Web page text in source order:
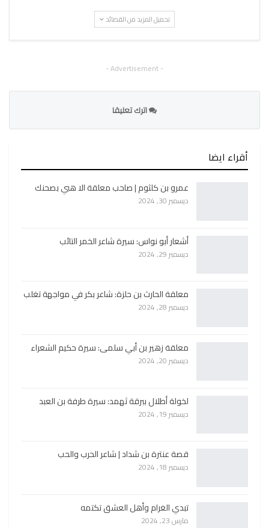
تحميل المزيد من القصائد
- Advertisement -
اترك تعليقا
أقراء ايضا
عمرو بن كلثوم | صاحب معلقة الا هبي بصحنك
ديسمبر 30, 2024
أشعار أبو نواس: سيرة شاعر الخمر التائب
ديسمبر 29, 2024
معلقة الحارث بن حلزة: شاعر بكر في مواجهة تغلب
ديسمبر 28, 2024
معلقة زهير بن أبي سلمى: سيرة حكيم الشعراء
ديسمبر 20, 2024
لخولة أطلال ببرقة ثهمد: سيرة طرفة بن العبد
ديسمبر 19, 2024
قصة عنترة بن شداد | شاعر الحرب والحب
ديسمبر 18, 2024
تبدي الغرام وأهل العشق تكتمه
مارس 23, 2024